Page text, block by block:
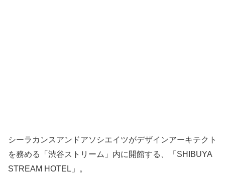
シーラカンスアンドアソシエイツがデザインアーキテクト
を務める「渋谷ストリーム」内に開館する、「SHIBUYA
STREAM HOTEL」。